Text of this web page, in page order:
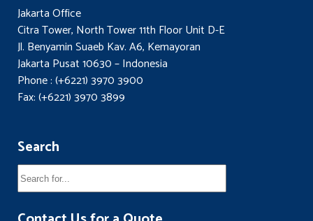
Jakarta Office
Citra Tower, North Tower 11th Floor Unit D-E
Jl. Benyamin Suaeb Kav. A6, Kemayoran
Jakarta Pusat 10630 – Indonesia
Phone : (+6221) 3970 3900
Fax: (+6221) 3970 3899
Search